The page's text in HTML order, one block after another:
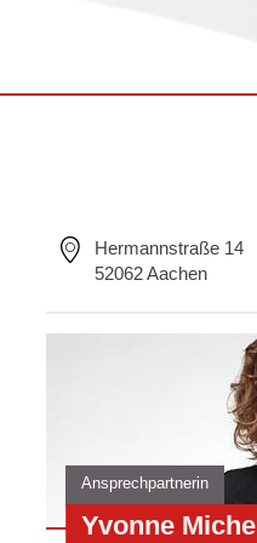
Hermannstraße 14
52062 Aachen
Ansprechpartnerin
Yvonne Michel